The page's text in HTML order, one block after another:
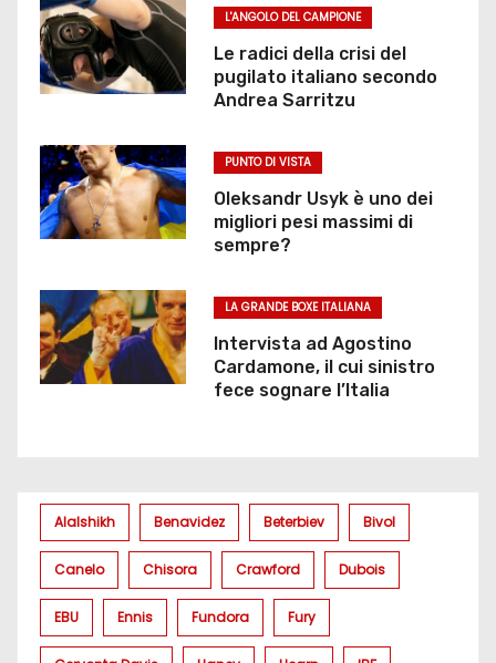
L'ANGOLO DEL CAMPIONE
Le radici della crisi del
pugilato italiano secondo
Andrea Sarritzu
PUNTO DI VISTA
Oleksandr Usyk è uno dei
migliori pesi massimi di
sempre?
LA GRANDE BOXE ITALIANA
Intervista ad Agostino
Cardamone, il cui sinistro
fece sognare l’Italia
Alalshikh Benavidez Beterbiev Bivol
Canelo Chisora Crawford Dubois
EBU Ennis Fundora Fury